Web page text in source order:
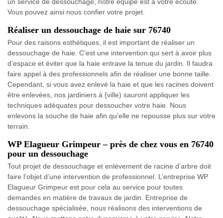
un service de dessouchage, notre équipe est à votre écoute.
Vous pouvez ainsi nous confier votre projet.
Réaliser un dessouchage de haie sur 76740
Pour des raisons esthétiques, il est important de réaliser un
dessouchage de haie. C’est une intervention qui sert à avoir plus
d’espace et éviter que la haie entrave la tenue du jardin. Il faudra
faire appel à des professionnels afin de réaliser une bonne taille.
Cependant, si vous avez enlevé la haie et que les racines doivent
être enlevées, nos jardiniers à {ville) sauront appliquer les
techniques adéquates pour dessoucher votre haie. Nous
enlevons la souche de haie afin qu’elle ne repousse plus sur votre
terrain.
WP Elagueur Grimpeur – près de chez vous en 76740
pour un dessouchage
Tout projet de dessouchage et enlèvement de racine d’arbre doit
faire l’objet d’une intervention de professionnel. L’entreprise WP
Elagueur Grimpeur est pour cela au service pour toutes
demandes en matière de travaux de jardin. Entreprise de
dessouchage spécialisée, nous réalisons des interventions de